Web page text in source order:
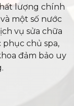
lượng chính
một số nước
vụ sửa chữa
chủ spa,
đảm bảo uy